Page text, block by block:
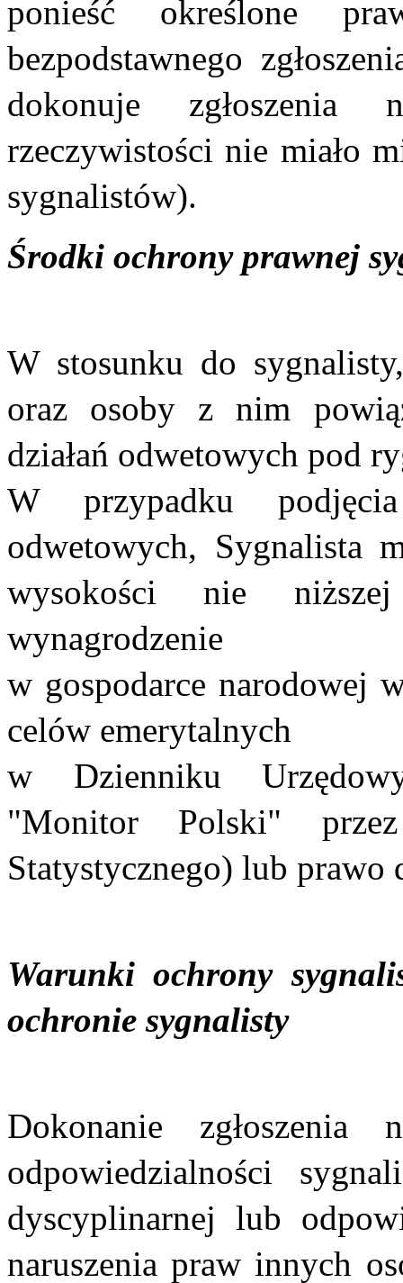
ponieść określone
bezpodstawnego
dokonuje
rzeczywistości nie miało
sygnalistów).
Środki ochrony prawnej
W stosunku do
oraz osoby z nim
działań odwetowych pod
W przypadku
odwetowych, Sygnalista
wysokości nie
wynagrodzenie
w gospodarce narodowej
celów emerytalnych
w Dzienniku
"Monitor Polski" przez
Statystycznego) lub prawo
Warunki ochrony
ochronie sygnalisty
Dokonanie
odpowiedzialności
dyscyplinarnej lub
naruszenia praw innych